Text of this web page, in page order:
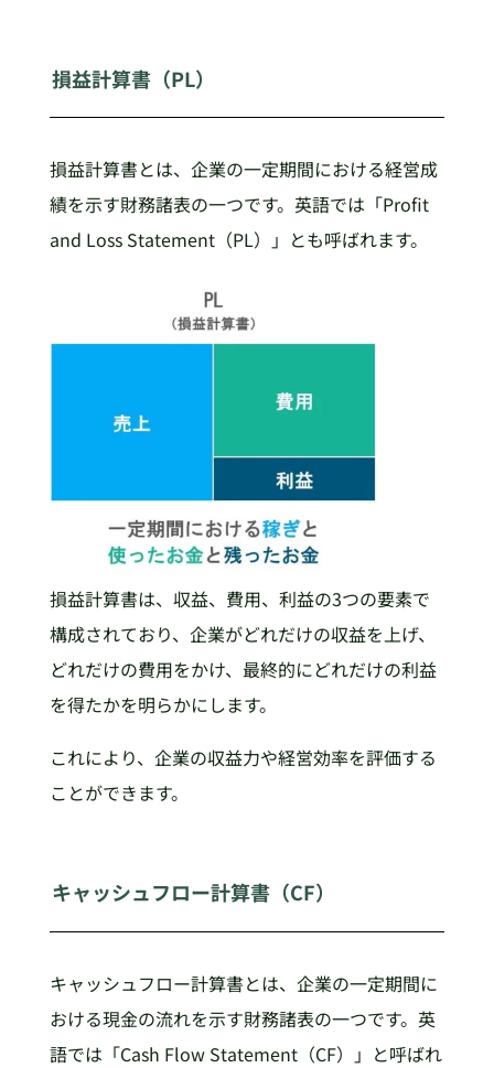
損益計算書（PL）
損益計算書とは、企業の一定期間における経営成
績を示す財務諸表の一つです。英語では「Profit
and Loss Statement（PL）」とも呼ばれます。
損益計算書は、収益、費用、利益の3つの要素で
構成されており、企業がどれだけの収益を上げ、
どれだけの費用をかけ、最終的にどれだけの利益
を得たかを明らかにします。
これにより、企業の収益力や経営効率を評価する
ことができます。
キャッシュフロー計算書（CF）
キャッシュフロー計算書とは、企業の一定期間に
おける現金の流れを示す財務諸表の一つです。英
語では「Cash Flow Statement（CF）」と呼ばれ